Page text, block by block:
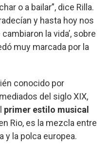
o a bailar”, dice Rilla.
y hasta hoy nos
la vida’, sobre
muy marcada por la
conocido por
del siglo XIX,
primer estilo musical
Rio, es la mezcla entre
y la polca europea.